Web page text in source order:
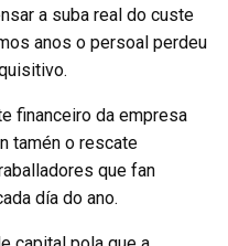
a suba real do custe
anos o persoal perdeu
financeiro da empresa
tamén o rescate
que fan
día do ano.